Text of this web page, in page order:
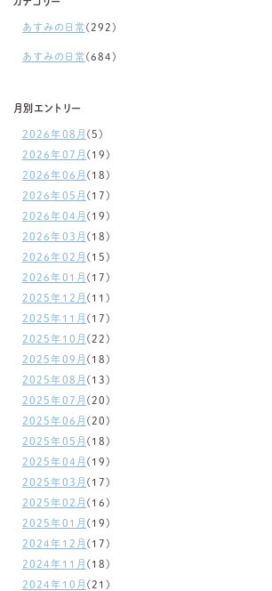
あすみの日常(292)
あすみの日常(684)
月別エントリー
2026年08月 (5)
2026年07月 (19)
2026年06月 (18)
2026年05月 (17)
2026年04月 (19)
2026年03月 (18)
2026年02月 (15)
2026年01月 (17)
2025年12月 (11)
2025年11月 (17)
2025年10月 (22)
2025年09月 (18)
2025年08月 (13)
2025年07月 (20)
2025年06月 (20)
2025年05月 (18)
2025年04月 (19)
2025年03月 (17)
2025年02月 (16)
2025年01月 (19)
2024年12月 (17)
2024年11月 (18)
2024年10月 (21)